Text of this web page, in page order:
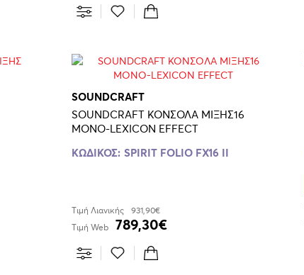
SOUNDCRAFT
SOUNDCRAFT ΚΟΝΣΟΛΑ ΜΙΞΗΣ16
MONO-LEXICON EFFECT
ΚΩΔΙΚΟΣ: SPIRIT FOLIO FX16 II
Τιμή Λιανικής
931,90€
Τιμή Web
789,30€